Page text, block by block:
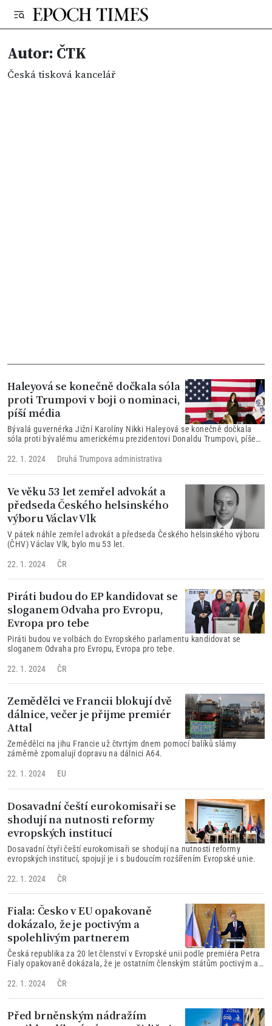
Autor: ČTK
Česká tisková kancelář
Haleyová se konečně dočkala sóla
proti Trumpovi v boji o nominaci,
píší média
Bývalá guvernérka Jižní Karolíny Nikki Haleyová se konečně dočkala
sóla proti bývalému americkému prezidentovi Donaldu Trumpovi, píše
22. 1. 2024
Druhá Trumpova administrativa
Ve věku 53 let zemřel advokát a
předseda Českého helsinského
výboru Václav Vlk
V pátek náhle zemřel advokát a předseda Českého helsinského výboru
(ČHV) Václav Vlk, bylo mu 53 let.
22. 1. 2024 ČR
Piráti budou do EP kandidovat se
sloganem Odvaha pro Evropu,
Evropa pro tebe
Piráti budou ve volbách do Evropského parlamentu kandidovat se
sloganem Odvaha pro Evropu, Evropa pro tebe.
22. 1. 2024 ČR
Zemědělci ve Francii blokují dvě
dálnice, večer je přijme premiér
Attal
Zemědělci na jihu Francie už čtvrtým dnem pomocí balíků slámy
záměrně zpomalují dopravu na dálnici A64.
22. 1. 2024 EU
Dosavadní čeští eurokomisaři se
shodují na nutnosti reformy
evropských institucí
Dosavadní čtyři čeští eurokomisaři se shodují na nutnosti reformy
evropských institucí, spojují je i s budoucím rozšířením Evropské unie.
22. 1. 2024 ČR
Fiala: Česko v EU opakovaně
dokázalo, že je poctivým a
spolehlivým partnerem
Česká republika za 20 let členství v Evropské unii podle premiéra Petra
Fialy opakovaně dokázala, že je ostatním členským státům poctivým a
22. 1. 2024
ČR
Před brněnským nádražím